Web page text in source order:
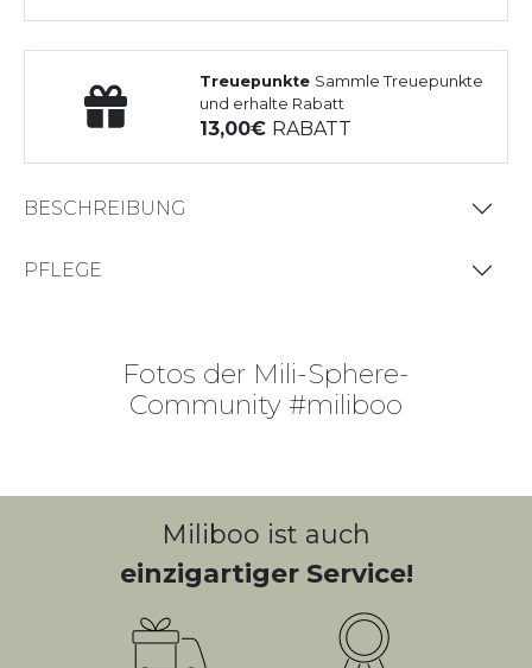
Treuepunkte Sammle Treuepunkte
und erhalte Rabatt
13,00 RABATT
BESCHREIBUNG
PFLEGE
Fotos der Mili-Sphere-
Community #miliboo
Miliboo ist auch
einzigartiger Service!